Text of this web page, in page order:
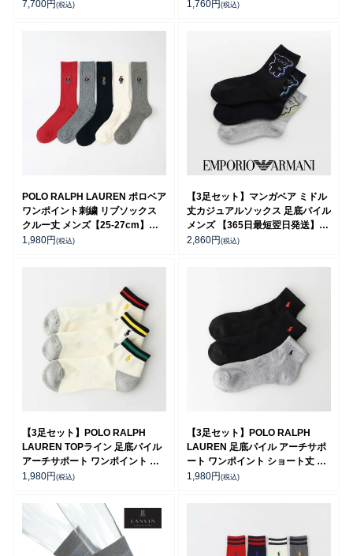
ライプ柄 Oxford stripe & New
7,700円 (税込) 1,760円 (税込)
POLO RALPH LAUREN ポロベア
ワンポイント刺繍 リブソックス
クルー丈 メンズ【25-27cm】
【27-29cm】 02012450
1,980円 (税込)
【3足セット】マンガベア ミドル
丈カジュアルソックス 足底パイル
メンズ 【365日最短翌日発送】
92342721
2,860円 (税込)
【3足セット】POLO RALPH
LAUREN TOPライン 足底パイル
アーチサポート ワンポイント シ
ョート丈 ソックス メンズ
1,980円 (税込)
【3足セット】POLO RALPH
LAUREN 足底パイル アーチサポ
ート ワンポイント ショート丈 ソ
ックス メンズ 92009914
1,980円 (税込)